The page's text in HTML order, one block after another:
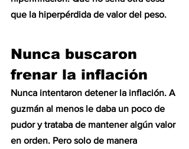
que la hiperpérdida de valor del peso.
Nunca buscaron
frenar la inflación
Nunca intentaron detener la inflación. A
guzmán al menos le daba un poco de
pudor y trataba de mantener algún valor
en orden. Pero solo de manera